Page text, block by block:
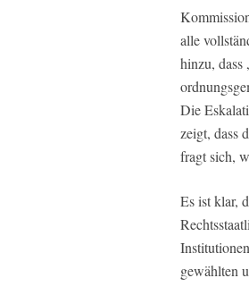
alle
hinzu, dass
Die
zeigt, dass
fragt sich,
Es ist klar,
gewählten